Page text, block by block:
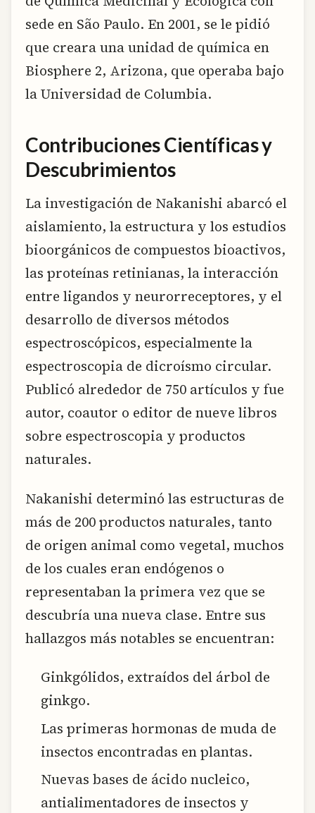
sede en São Paulo. En 2001, se le pidió
que creara una unidad de química en
Biosphere 2, Arizona, que operaba bajo
la Universidad de Columbia.
Contribuciones Científicas y
Descubrimientos
La investigación de Nakanishi abarcó el
aislamiento, la estructura y los estudios
bioorgánicos de compuestos bioactivos,
las proteínas retinianas, la interacción
entre ligandos y neurorreceptores, y el
desarrollo de diversos métodos
espectroscópicos, especialmente la
espectroscopia de dicroísmo circular.
Publicó alrededor de 750 artículos y fue
autor, coautor o editor de nueve libros
sobre espectroscopia y productos
naturales.
Nakanishi determinó las estructuras de
más de 200 productos naturales, tanto
de origen animal como vegetal, muchos
de los cuales eran endógenos o
representaban la primera vez que se
descubría una nueva clase. Entre sus
hallazgos más notables se encuentran:
Ginkgólidos, extraídos del árbol de
ginkgo.
Las primeras hormonas de muda de
insectos encontradas en plantas.
Nuevas bases de ácido nucleico,
antialimentadores de insectos y